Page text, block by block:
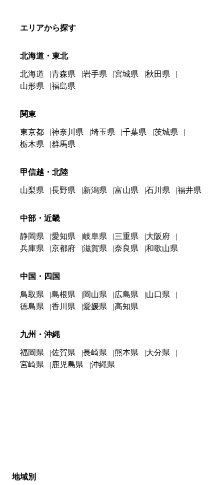
エリアから探す
北海道・東北
北海道 青森県 岩手県 宮城県
秋田県
山形県
福島県
関東
東京都 神奈川県 埼玉県 千葉県
茨城県
栃木県
群馬県
甲信越・北陸
山梨県 長野県 新潟県 富山県 石川県 福井県
中部・近畿
静岡県 愛知県 岐阜県 三重県
大阪府
兵庫県
京都府 滋賀県 奈良県 和歌山県
中国・四国
鳥取県 島根県 岡山県 広島県
山口県
徳島県
香川県 愛媛県 高知県
九州・沖縄
福岡県 佐賀県 長崎県 熊本県
大分県
宮崎県
鹿児島県 沖縄県
地域別